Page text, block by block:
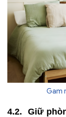
Gam
Giữ